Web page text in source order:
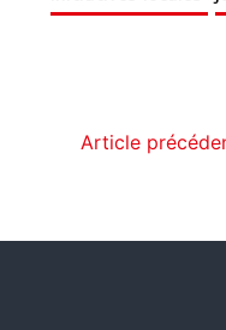
Article